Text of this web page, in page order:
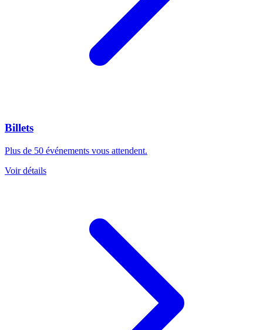
Billets
Plus de 50 événements vous attendent.
Voir détails